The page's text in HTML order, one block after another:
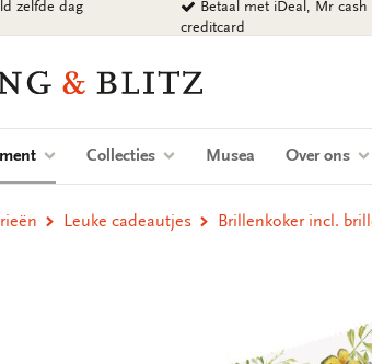
zelfde dag
Betaal met iDeal, Mr cash
creditcard
(current)Collecties Musea Over ons
Leuke cadeautjes Brillenkoker incl.